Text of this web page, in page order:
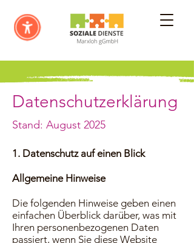
Datenschutzerklärung
Stand: August 2025
1. Datenschutz auf einen Blick
Allgemeine Hinweise
Die folgenden Hinweise geben einen
einfachen Überblick darüber, was mit
Ihren personenbezogenen Daten
passiert, wenn Sie diese Website